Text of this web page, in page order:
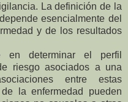
La definición de la
esencialmente del
y de los resultados
en determinar el perfil
riesgo asociados a una
entre estas
la enfermedad pueden